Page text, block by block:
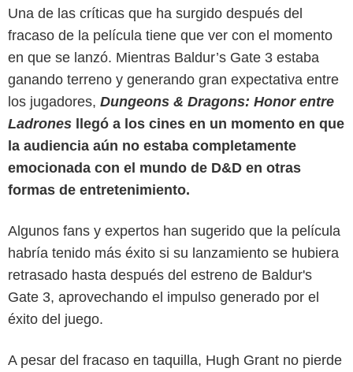
Una de las críticas que ha surgido después del
fracaso de la película tiene que ver con el momento
en que se lanzó. Mientras Baldur’s Gate 3 estaba
ganando terreno y generando gran expectativa entre
los jugadores, Dungeons & Dragons: Honor entre
Ladrones
llegó a los cines en un momento en que
la audiencia aún no estaba completamente
emocionada con el mundo de D&D en otras
formas de entretenimiento.
Algunos fans y expertos han sugerido que la película
habría tenido más éxito si su lanzamiento se hubiera
retrasado hasta después del estreno de Baldur's
Gate 3, aprovechando el impulso generado por el
éxito del juego.
A pesar del fracaso en taquilla, Hugh Grant no pierde